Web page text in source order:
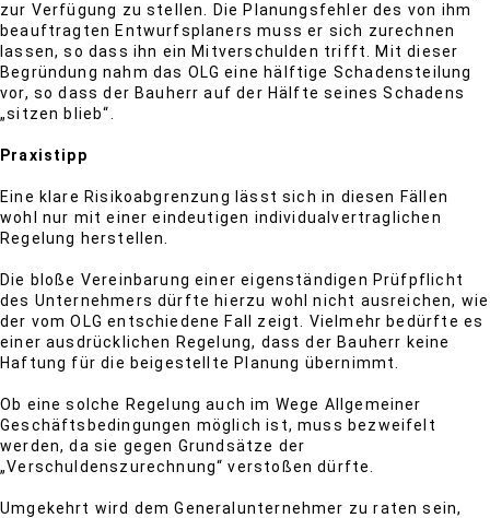
zur Verfügung zu stellen. Die Planungsfehler des von ihm
beauftragten Entwurfsplaners muss er sich zurechnen
lassen, so dass ihn ein Mitverschulden trifft. Mit dieser
Begründung nahm das OLG eine hälftige Schadensteilung
vor, so dass der Bauherr auf der Hälfte seines Schadens
„sitzen blieb“.
Praxistipp
Eine klare Risikoabgrenzung lässt sich in diesen Fällen
wohl nur mit einer eindeutigen individualvertraglichen
Regelung herstellen.
Die bloße Vereinbarung einer eigenständigen Prüfpflicht
des Unternehmers dürfte hierzu wohl nicht ausreichen, wie
der vom OLG entschiedene Fall zeigt. Vielmehr bedürfte es
einer ausdrücklichen Regelung, dass der Bauherr keine
Haftung für die beigestellte Planung übernimmt.
Ob eine solche Regelung auch im Wege Allgemeiner
Geschäftsbedingungen möglich ist, muss bezweifelt
werden, da sie gegen Grundsätze der
„Verschuldenszurechnung“ verstoßen dürfte.
Umgekehrt wird dem Generalunternehmer zu raten sein,